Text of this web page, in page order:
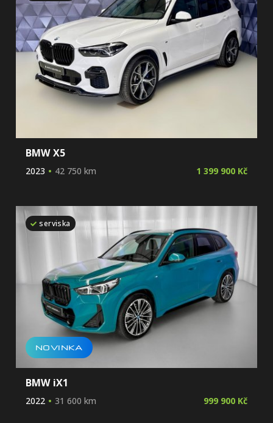
BMW X5
2023 42 750 km 1 399 900 Kč
NOVINKA
serviska
BMW iX1
2022 31 600 km 999 900 Kč